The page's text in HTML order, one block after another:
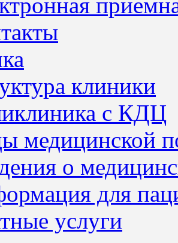
клиники
с КДЦ
медицинской
о
для
услуги